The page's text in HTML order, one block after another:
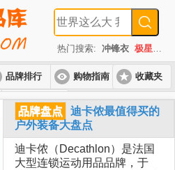
热门搜索: 冲锋衣 极星
品牌排行 购物指南
高端套装
收藏夹
品牌盘点
迪卡侬最值得买的
户外装备大盘点
迪卡侬（Decathlon）是法国
大型连锁运动用品品牌，于